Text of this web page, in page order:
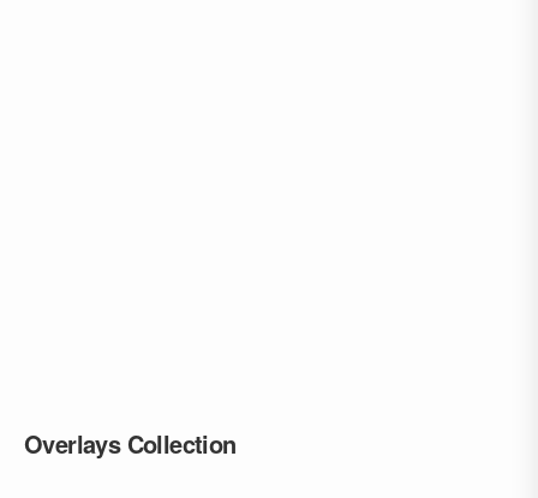
Overlays Collection